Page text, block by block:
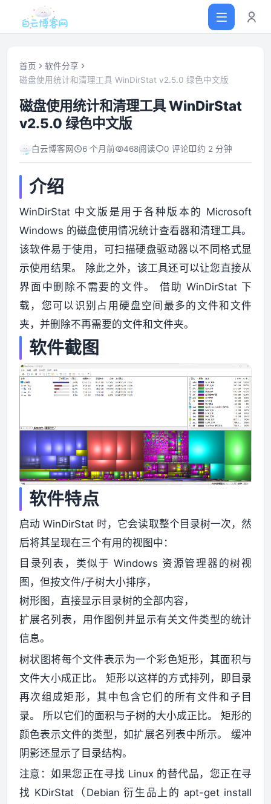
首页
网站源码
软件仓库
主题插件
技术分享
值得一看
资源资讯
首页
软件分享
磁盘使用统计和清理工具 WinDirStat v2.5.0 绿色中文版
磁盘使用统计和清理工具 WinDirStat
v2.5.0 绿色中文版
白云博客网 6 个月前 468阅读 0 评论 约 2 分钟
介绍
WinDirStat 中文版是用于各种版本的 Microsoft
Windows 的磁盘使用情况统计查看器和清理工具。
该软件易于使用，可扫描硬盘驱动器以不同格式显
示使用结果。 除此之外，该工具还可以让您直接从
界面中删除不需要的文件。 借助 WinDirStat 下
载，您可以识别占用硬盘空间最多的文件和文件
夹，并删除不再需要的文件和文件夹。
软件截图
软件特点
启动 WinDirStat 时，它会读取整个目录树一次，然
后将其呈现在三个有用的视图中：
目录列表，类似于 Windows 资源管理器的树视
图，但按文件/子树大小排序，
树形图，直接显示目录树的全部内容，
扩展名列表，用作图例并显示有关文件类型的统计
信息。
树状图将每个文件表示为一个彩色矩形，其面积与
文件大小成正比。 矩形以这样的方式排列，即目录
再次组成矩形，其中包含它们的所有文件和子目
录。 所以它们的面积与子树的大小成正比。 矩形的
颜色表示文件的类型，如扩展名列表中所示。 缓冲
阴影还显示了目录结构。
注意：如果您正在寻找 Linux 的替代品，您正在寻
找 KDirStat（Debian 衍生品上的 apt-get install